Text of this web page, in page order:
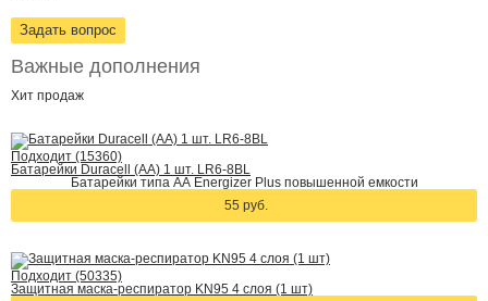
Задать вопрос
Важные дополнения
Хит продаж
Подходит (15360)
Батарейки Duracell (АА) 1 шт. LR6-8BL
Батарейки типа АА Energizer Plus повышенной емкости
55 руб.
Подходит (50335)
Защитная маска-респиратор KN95 4 слоя (1 шт)